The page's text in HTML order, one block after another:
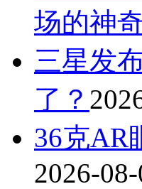
场的神
三星发
了？
36克AR
2026-